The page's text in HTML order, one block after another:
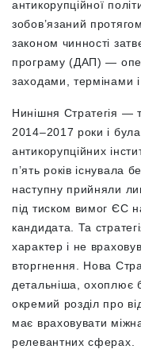
антикорупційної
зобов’язаний
законом чинності
програму (ДАП) —
заходами, термінами
Нинішня Стратегія —
2014–2017 роки і
антикорупційних
п’ять років існувала
наступну прийняли
під тиском вимог ЄС
кандидата. Та
характер і не
вторгнення. Нова
детальніша, охоплює
окремий розділ про
має враховувати
релевантних сферах.